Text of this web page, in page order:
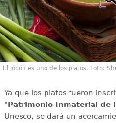
El jocón es uno de los platos. Foto:
Ya que los platos fueron
"Patrimonio Inmaterial de
Unesco, se dará un